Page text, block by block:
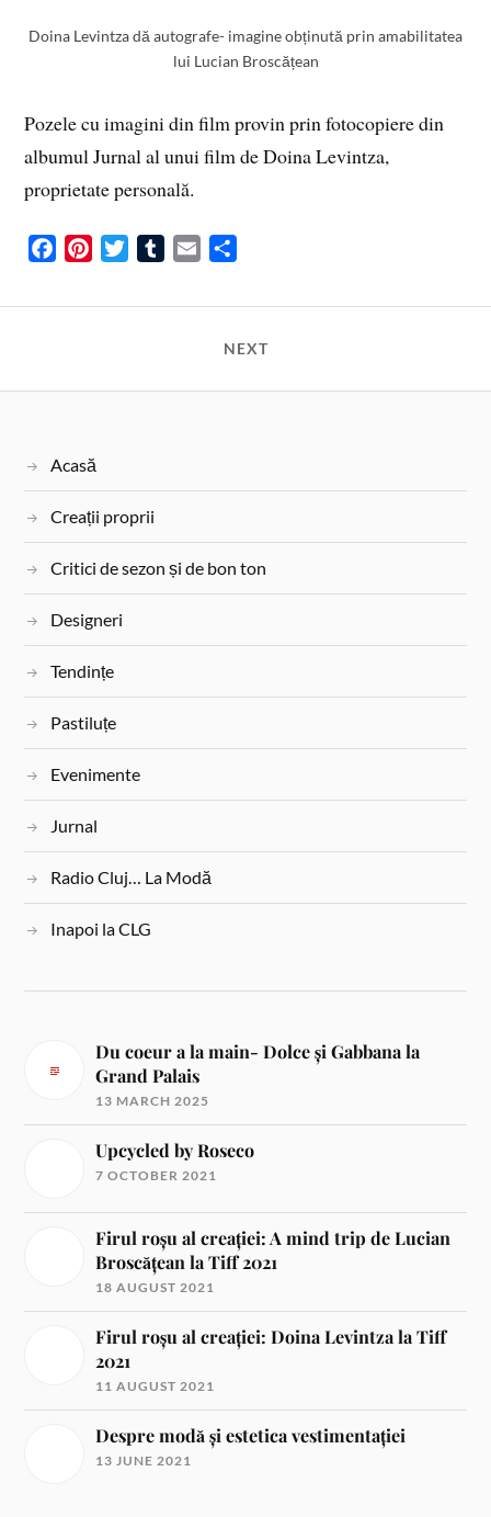
Doina Levintza dă autografe- imagine obținută prin amabilitatea
lui Lucian Broscățean
Pozele cu imagini din film provin prin fotocopiere din
albumul Jurnal al unui film de Doina Levintza,
proprietate personală.
c
o
n
r
t
i
e
m
r
a
a
e
NEXT
Acasă
Creații proprii
Critici de sezon și de bon ton
Designeri
Tendințe
Pastiluțe
Evenimente
Jurnal
Radio Cluj… La Modă
Inapoi la CLG
Du coeur a la main- Dolce și Gabbana la
Grand Palais
13 MARCH 2025
Upcycled by Roseco
7 OCTOBER 2021
Firul roșu al creației: A mind trip de Lucian
Broscățean la Tiff 2021
18 AUGUST 2021
Firul roșu al creației: Doina Levintza la Tiff
2021
11 AUGUST 2021
Despre modă și estetica vestimentației
13 JUNE 2021